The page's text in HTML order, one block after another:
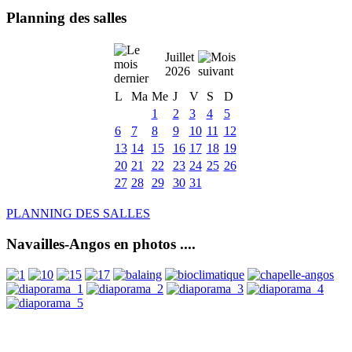
Planning des salles
Juillet
2026
L
Ma Me J V S
D
1
2 3 4
5
6
7 8 9 10 11
12
13 14 15 16 17 18 19
20 21 22 23 24 25 26
27 28 29 30 31
PLANNING DES SALLES
Navailles-Angos en photos ....